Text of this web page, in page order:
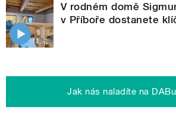
V rodném domě
v Příboře dostanete
Jak nás naladíte na DABu